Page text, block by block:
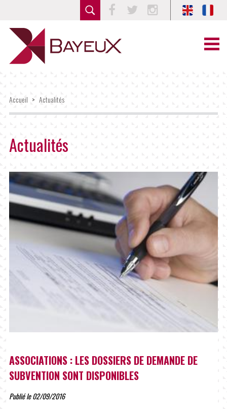
Accueil > Actualités
Actualités
ASSOCIATIONS : LES DOSSIERS DE DEMANDE DE
SUBVENTION SONT DISPONIBLES
Publié le 02/09/2016